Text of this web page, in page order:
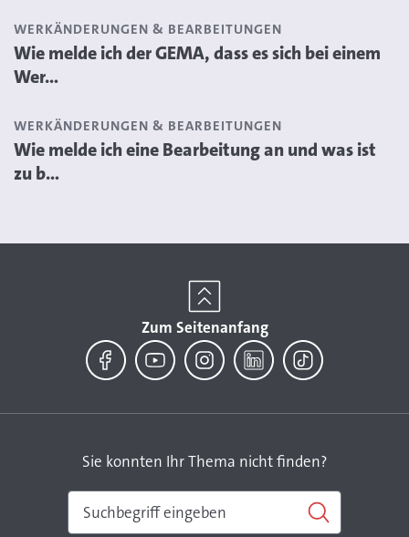
WERKÄNDERUNGEN & BEARBEITUNGEN
Wie melde ich der GEMA, dass es sich bei einem
Wer...
WERKÄNDERUNGEN & BEARBEITUNGEN
Wie melde ich eine Bearbeitung an und was ist
zu b...
Zum Seitenanfang
Sie konnten Ihr Thema nicht finden?